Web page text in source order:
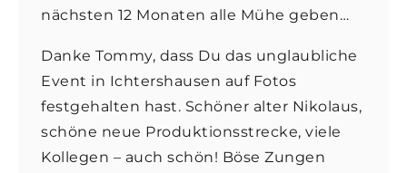
nächsten 12 Monaten alle Mühe geben…
Danke Tommy, dass Du das unglaubliche
Event in Ichtershausen auf Fotos
festgehalten hast. Schöner alter Nikolaus,
schöne neue Produktionsstrecke, viele
Kollegen – auch schön! Böse Zungen